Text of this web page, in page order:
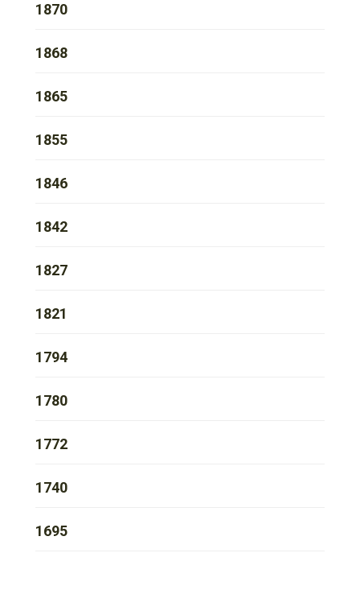
1870
1868
1865
1855
1846
1842
1827
1821
1794
1780
1772
1740
1695